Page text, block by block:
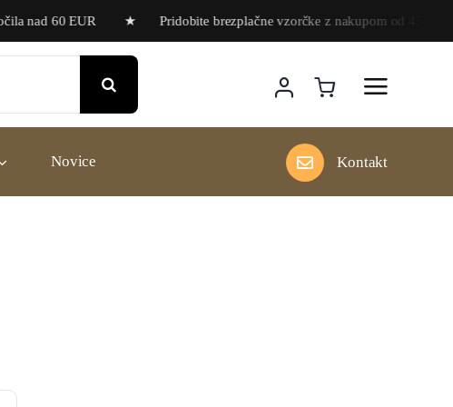
nad 60 EUR ★ Pridobite brezplačne vzorčke z nakupom od 45
Novice Kontakt